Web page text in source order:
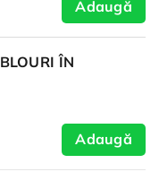
Adaugă
ÎN
Adaugă